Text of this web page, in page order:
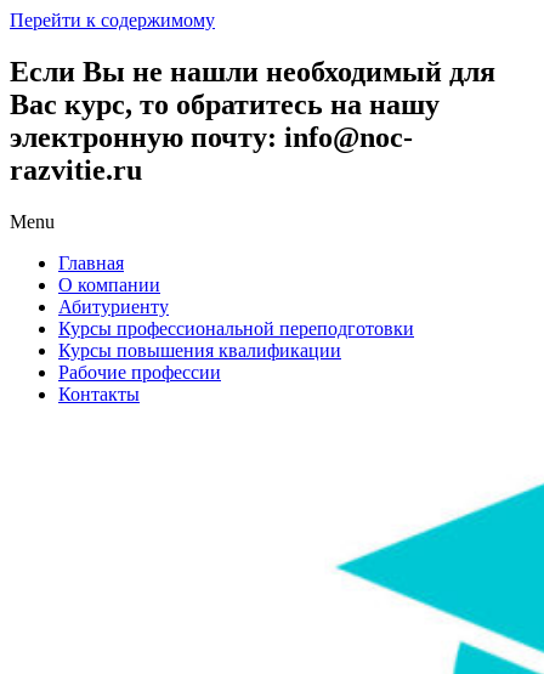
Перейти к содержимому
Если Вы не нашли необходимый для
Вас курс, то обратитесь на нашу
электронную почту: info@noc-
razvitie.ru
Menu
Главная
О компании
Абитуриенту
Курсы профессиональной переподготовки
Курсы повышения квалификации
Рабочие профессии
Контакты